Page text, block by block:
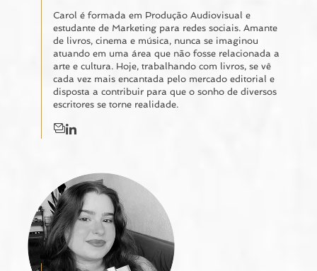
Carol é formada em Produção Audiovisual e
estudante de Marketing para redes sociais. Amante
de livros, cinema e música, nunca se imaginou
atuando em uma área que não fosse relacionada a
arte e cultura. Hoje, trabalhando com livros, se vê
cada vez mais encantada pelo mercado editorial e
disposta a contribuir para que o sonho de diversos
escritores se torne realidade.